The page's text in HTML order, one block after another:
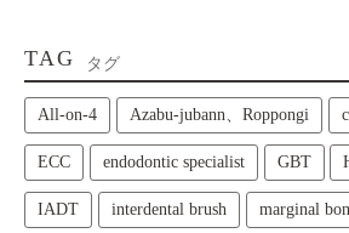
TAG タグ
All‑on‑4 Azabu-jubann、Roppongi
ECC endodontic specialist GBT
IADT interdental brush marginal